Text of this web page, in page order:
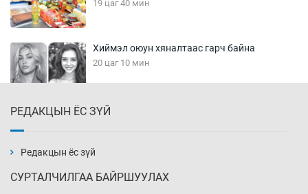
19 цаг 40 мин
Хиймэл оюун хяналтаас гарч байна
20 цаг 10 мин
20 цаг 40 мин
РЕДАКЦЫН ЁС ЗҮЙ
Редакцын ёс зүй
СУРТАЛЧИЛГАА БАЙРШУУЛАХ